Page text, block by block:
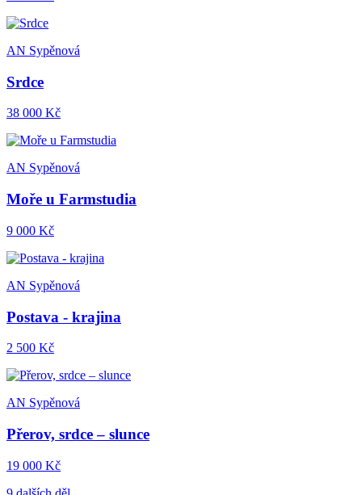
AN Sypěnová
Srdce
38 000 Kč
AN Sypěnová
Moře u Farmstudia
9 000 Kč
AN Sypěnová
Postava - krajina
2 500 Kč
AN Sypěnová
Přerov, srdce – slunce
19 000 Kč